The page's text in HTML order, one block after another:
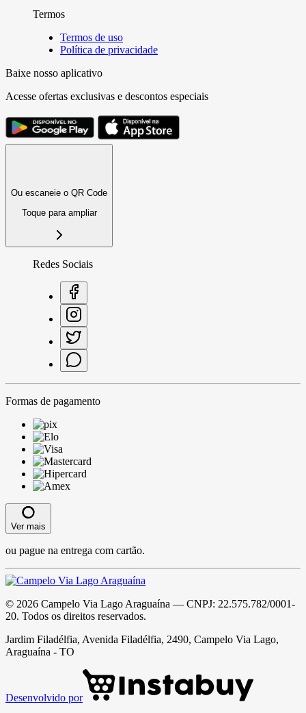
Termos
Termos de uso
Política de privacidade
Baixe nosso aplicativo
Acesse ofertas exclusivas e descontos especiais
Ou escaneie o QR Code
Toque para ampliar
Redes Sociais
Formas de pagamento
Ver mais
ou pague na entrega com cartão.
© 2026 Campelo Via Lago Araguaína — CNPJ: 22.575.782/0001-
20. Todos os direitos reservados.
Jardim Filadélfia, Avenida Filadélfia, 2490, Campelo Via Lago,
Araguaína - TO
Desenvolvido por